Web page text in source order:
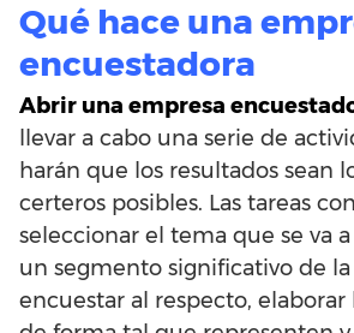
Qué hace una
encuestadora
Abrir una empresa
llevar a cabo una serie de
harán que los resultados sean
certeros posibles. Las tareas
seleccionar el tema que se va
un segmento significativo de
encuestar al respecto, elaborar